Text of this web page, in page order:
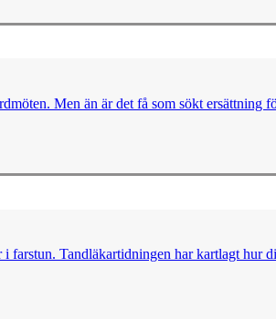
Men än är det få som sökt ersättning
Tandläkartidningen har kartlagt hur